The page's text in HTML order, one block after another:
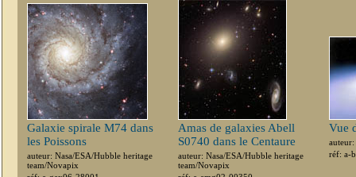
Galaxie spirale M74 dans
les Poissons
auteur: Nasa/ESA/Hubble heritage
team/Novapix
Amas de galaxies Abell
S0740 dans le Centaure
auteur: Nasa/ESA/Hubble heritage
team/Novapix
Vue
réf: a-